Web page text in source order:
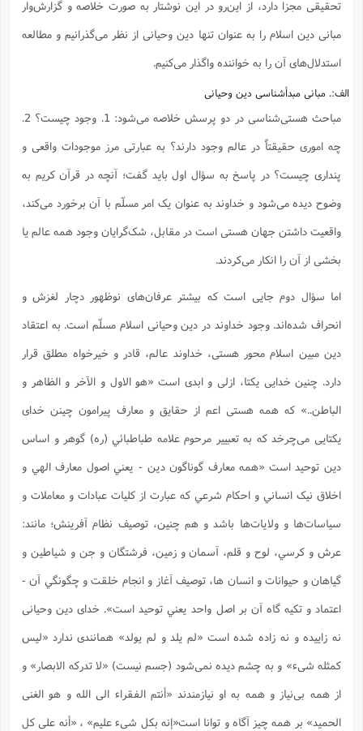
تحقیقی مجزا دارد، از این‌رو در این نوشتار به صورت خلاصه و گزارش‌وار
مبانی دین اسلام را به عنوان تنها دین وحیانی از نظر می‌گذرانیم و مطالعه
استدلال‌های آن را به خواننده واگذار می‌کنیم.
الف:. مبانی مبدأ‌شناسی دین وحیانی
مباحث هستی‌شناسی در دو پرسش خلاصه می‌شود: 1. وجود چیست؟ 2.
چه اموری حقیقتاً در عالم وجود دارند؟ به عبارتی مرز موجودات واقعی و
پنداری چیست؟ در پاسخ به سؤال اول باید گفت؛ آنچه در قرآن کریم به
وضوح دیده می‌شود و خداوند به عنوان یک امر مسلّم با آن برخورد می‌کند،
واقعیت داشتن ‌جهان هستی است در مقابل، شک‌گرایان وجود همه عالم یا
بخشی از آن را انکار می‌کردند.
اما سؤال دوم جایی است که بیشتر عرفان‌های نوظهور دچار لغزش و
انحراف شده‌اند. وجود خداوند در دین وحیانی اسلام مسلّم است. به اعتقاد
دین مبین اسلام محور هستی، خداوند عالم، قادر و خیرخواه مطلق قرار
دارد. چنین خدایی یکتا، ازلی و ابدی است «هو الاول و الآخر و الظاهر و
الباطن..» که همه هستی اعم از حقایق و معارف پیرامون چینن خدای
یکتایی می‌چرخد که به تعبییر مرحوم علامه طباطبائي (ره) گوهر و اساس
دین توحید است «همه معارف گوناگون دين - يعني اصول معارف الهي و
اخلاق نیک انساني و احکام شرعي که عبارت از کليات عبادات و معاملات و
سياسات‌ها و ولايات‌ها باشد و هم چنين، توصيف نظام آفرينش؛ مانند:
عرش و کرسي، لوح و قلم، آسمان و زمين، فرشتگان و جن و شياطين و
گياهان و حيوانات و انسان ها، توصيف آغاز و انجام خلقت و چگونگي آن -
اعتماد و تکيه گاه آن بر اصل واحد يعني توحيد است». خدای دین وحیانی
نه زاییده و نه زاده شده است «لم یلد و لم یولد» همانندی ندارد «لیس
کمثله شیء» و به چشم دیده نمی‌شود (جسم نیست) «لا تدرکه الابصار» و
از همه بی‌نیاز و همه به او نیازمندند «أنتم الفقراء الی الله و هو الغنی
الحمید» بر همه چیز آگاه و توانا است«إنه بکل شیء علیم» ، «أنه علی کل